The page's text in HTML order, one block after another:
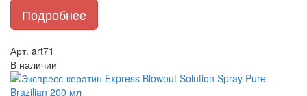
Подробнее
Арт. art71
В наличии